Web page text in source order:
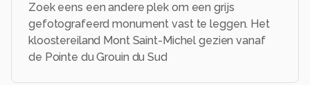
Zoek eens een andere plek om een grijs
gefotografeerd monument vast te leggen. Het
kloostereiland Mont Saint-Michel gezien vanaf
de Pointe du Grouin du Sud